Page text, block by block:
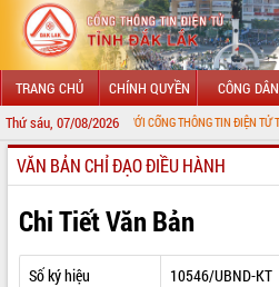
TRANG CHỦ CHÍNH QUYỀN CÔNG DÂN
Thứ sáu, 07/08/2026
MỪNG ĐẾN VỚI CỔNG THÔNG TIN ĐIỆN TỬ TỈNH ĐẮK LẮK
GIỚI THIỆU
LÃNH ĐẠO UBND TỈNH
TIN TỨC SỰ KIỆN
VĂN BẢN CHỈ ĐẠO ĐIỀU HÀNH
Chi Tiết Văn Bản
Số ký hiệu
10546/UBND-KT